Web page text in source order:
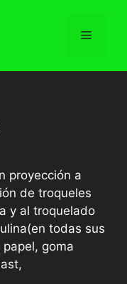
Menú
proyección a
de troqueles
y al troquelado
todas sus
goma